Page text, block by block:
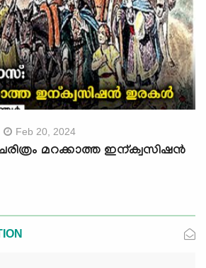
Feb 20, 2024
മറക്കാത്ത ഇന്ക്വസിഷന്‍